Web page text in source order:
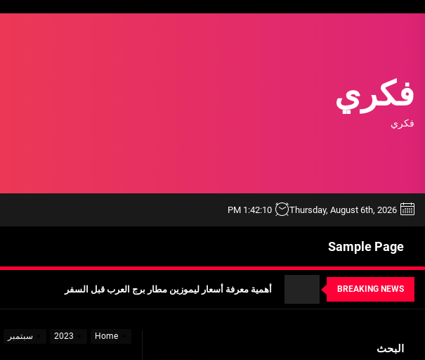
فكري
فكري
Thursday, August 6th, 2026
1:42:11 PM
Sample Page
BREAKING NEWS تحقيق: أسعار خدمة ليموزين مطار القاهرة وكيفية الاستفادة منها
Home
2023 سبتمبر
البحث